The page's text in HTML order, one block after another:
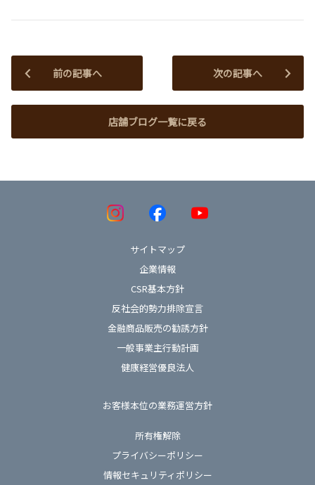
前の記事へ
店舗ブログ一覧に戻る
次の記事へ
サイトマップ
企業情報
CSR基本方針
反社会的勢力排除宣言
金融商品販売の勧誘方針
一般事業主行動計画
健康経営優良法人
お客様本位の業務運営方針
所有権解除
プライバシーポリシー
情報セキュリティポリシー